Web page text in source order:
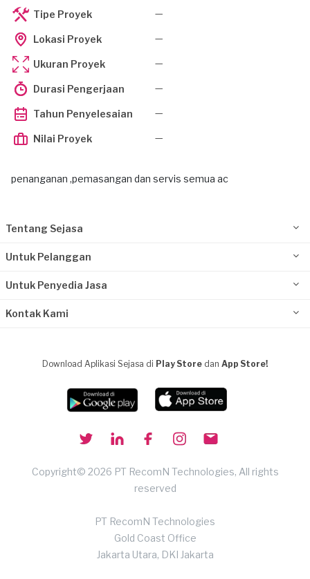
Tipe Proyek —
Lokasi Proyek —
Ukuran Proyek —
Durasi Pengerjaan —
Tahun Penyelesaian —
Nilai Proyek —
penanganan ,pemasangan dan servis semua ac
Tentang Sejasa
Untuk Pelanggan
Untuk Penyedia Jasa
Kontak Kami
Download Aplikasi Sejasa di Play Store dan App Store!
Copyright© 2026 PT RecomN Technologies, All rights
reserved
PT RecomN Technologies
Gold Coast Office
Jakarta Utara, DKI Jakarta